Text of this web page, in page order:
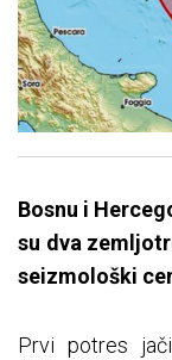
Bosnu i
su dva
seizmološki
Prvi potres